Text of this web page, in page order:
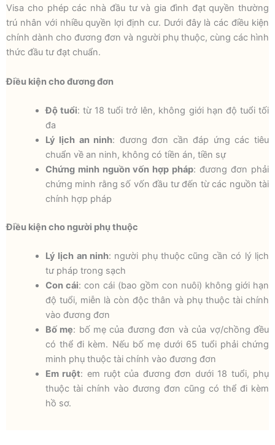
Visa cho phép các nhà đầu tư và gia đình đạt quyền thường
trú nhân với nhiều quyền lợi định cư. Dưới đây là các điều kiện
chính dành cho đương đơn và người phụ thuộc, cùng các hình
thức đầu tư đạt chuẩn.
Điều kiện cho đương đơn
Độ tuổi: từ 18 tuổi trở lên, không giới hạn độ tuổi tối
đa
Lý lịch an ninh: đương đơn cần đáp ứng các tiêu
chuẩn về an ninh, không có tiền án, tiền sự
Chứng minh nguồn vốn hợp pháp: đương đơn phải
chứng minh rằng số vốn đầu tư đến từ các nguồn tài
chính hợp pháp
Điều kiện cho người phụ thuộc
Lý lịch an ninh: người phụ thuộc cũng cần có lý lịch
tư pháp trong sạch
Con cái: con cái (bao gồm con nuôi) không giới hạn
độ tuổi, miễn là còn độc thân và phụ thuộc tài chính
vào đương đơn
Bố mẹ: bố mẹ của đương đơn và của vợ/chồng đều
có thể đi kèm. Nếu bố mẹ dưới 65 tuổi phải chứng
minh phụ thuộc tài chính vào đương đơn
Em ruột: em ruột của đương đơn dưới 18 tuổi, phụ
thuộc tài chính vào đương đơn cũng có thể đi kèm
hồ sơ.